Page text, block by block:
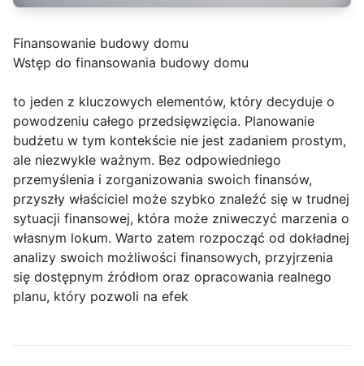
Finansowanie budowy domu
Wstęp do finansowania budowy domu
to jeden z kluczowych elementów, który decyduje o
powodzeniu całego przedsięwzięcia. Planowanie
budżetu w tym kontekście nie jest zadaniem prostym,
ale niezwykle ważnym. Bez odpowiedniego
przemyślenia i zorganizowania swoich finansów,
przyszły właściciel może szybko znaleźć się w trudnej
sytuacji finansowej, która może zniweczyć marzenia o
własnym lokum. Warto zatem rozpocząć od dokładnej
analizy swoich możliwości finansowych, przyjrzenia
się dostępnym źródłom oraz opracowania realnego
planu, który pozwoli na efek